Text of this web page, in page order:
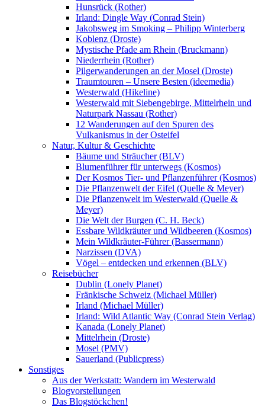
Hunsrück (Rother)
Irland: Dingle Way (Conrad Stein)
Jakobsweg im Smoking – Philipp Winterberg
Koblenz (Droste)
Mystische Pfade am Rhein (Bruckmann)
Niederrhein (Rother)
Pilgerwanderungen an der Mosel (Droste)
Traumtouren – Unsere Besten (ideemedia)
Westerwald (Hikeline)
Westerwald mit Siebengebirge, Mittelrhein und
Naturpark Nassau (Rother)
12 Wanderungen auf den Spuren des
Vulkanismus in der Osteifel
Natur, Kultur & Geschichte
Bäume und Sträucher (BLV)
Blumenführer für unterwegs (Kosmos)
Der Kosmos Tier- und Pflanzenführer (Kosmos)
Die Pflanzenwelt der Eifel (Quelle & Meyer)
Die Pflanzenwelt im Westerwald (Quelle &
Meyer)
Die Welt der Burgen (C. H. Beck)
Essbare Wildkräuter und Wildbeeren (Kosmos)
Mein Wildkräuter-Führer (Bassermann)
Narzissen (DVA)
Vögel – entdecken und erkennen (BLV)
Reisebücher
Dublin (Lonely Planet)
Fränkische Schweiz (Michael Müller)
Irland (Michael Müller)
Irland: Wild Atlantic Way (Conrad Stein Verlag)
Kanada (Lonely Planet)
Mittelrhein (Droste)
Mosel (PMV)
Sauerland (Publicpress)
Sonstiges
Aus der Werkstatt: Wandern im Westerwald
Blogvorstellungen
Das Blogstöckchen!